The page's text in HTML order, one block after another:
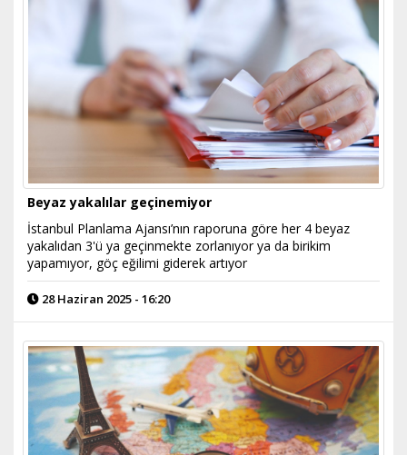
Beyaz yakalılar geçinemiyor
İstanbul Planlama Ajansı’nın raporuna göre her 4 beyaz
yakalıdan 3'ü ya geçinmekte zorlanıyor ya da birikim
yapamıyor, göç eğilimi giderek artıyor
28 Haziran 2025 - 16:20